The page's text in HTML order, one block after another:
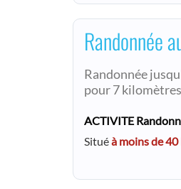
Randonnée
Randonnée
pour 7
ACTIVITE
Situéà moins de